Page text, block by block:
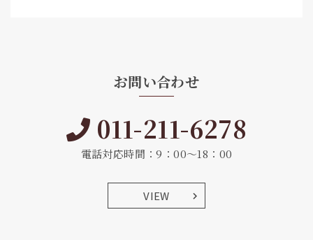
お問い合わせ
011-211-6278
電話対応時間：9：00～18：00
VIEW